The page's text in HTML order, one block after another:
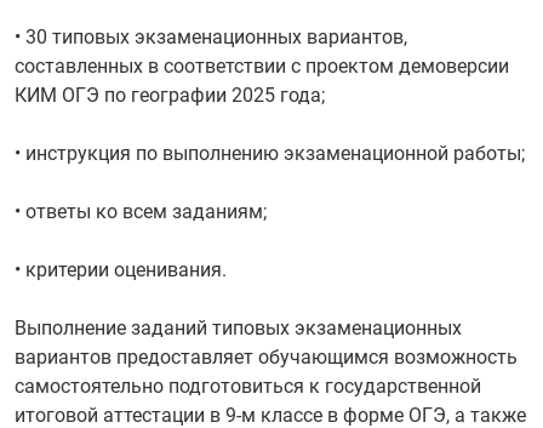
• 30 типовых экзаменационных вариантов,
составленных в соответствии с проектом демоверсии
КИМ ОГЭ по географии 2025 года;
• инструкция по выполнению экзаменационной работы;
• ответы ко всем заданиям;
• критерии оценивания.
Выполнение заданий типовых экзаменационных
вариантов предоставляет обучающимся возможность
самостоятельно подготовиться к государственной
итоговой аттестации в 9-м классе в форме ОГЭ, а также